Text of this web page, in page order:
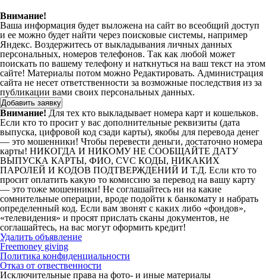
Внимание!
Ваша информация будет выложена на сайт во всеобщий доступ
и ее можно будет найти через поисковые системы, например
Яндекс. Воздержитесь от выкладывания личных данных
персональных, номеров телефонов. Так как любой может
поискать по вашему телефону и наткнуться на ваш текст на этом
сайте! Материалы потом можно Редактировать. Администрация
сайта не несет ответственности за возможные последствия из за
публикации вами своих персональных данных.
Внимание! Для тех кто выкладывает номера карт и кошельков.
Если кто то просит у вас дополнительные реквизиты (дата
выпуска, цифровой код сзади карты), якобы для перевода денег
— это мошенники! Чтобы перевести деньги, достаточно номера
карты! НИКОГДА И НИКОМУ НЕ СООБЩАЙТЕ ДАТУ
ВЫПУСКА КАРТЫ, ФИО, CVC КОДЫ, НИКАКИХ
ПАРОЛЕЙ И КОДОВ ПОДТВЕРЖДЕНИЙ И Т.Д. Если кто то
просит оплатить какую то комиссию за перевод на вашу карту
— это тоже мошенники! Не соглашайтесь ни на какие
сомнительные операции, вроде подойти к банкомату и набрать
определенный код. Если вам звонят с каких либо «фондов»,
«телевидения» и просят прислать сканы документов, не
соглашайтесь, на вас могут оформить кредит!
Удалить объявление
Freemoney giving
Политика конфиденциальности
Отказ от отвественности
Исключительные права на фото- и иные материалы